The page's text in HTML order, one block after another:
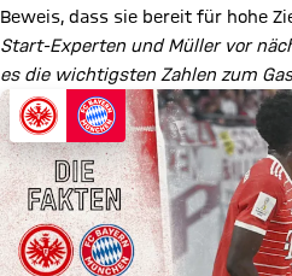
Beweis, dass sie bereit für hohe
Start-Experten und Müller vor
es die wichtigsten Zahlen zum